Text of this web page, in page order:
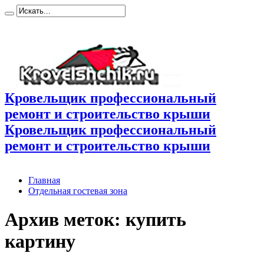
Кровельщик профессиональный
ремонт и строительство крыши
Кровельщик профессиональный
ремонт и строительство крыши
Главная
Отдельная гостевая зона
Архив меток: купить
картину